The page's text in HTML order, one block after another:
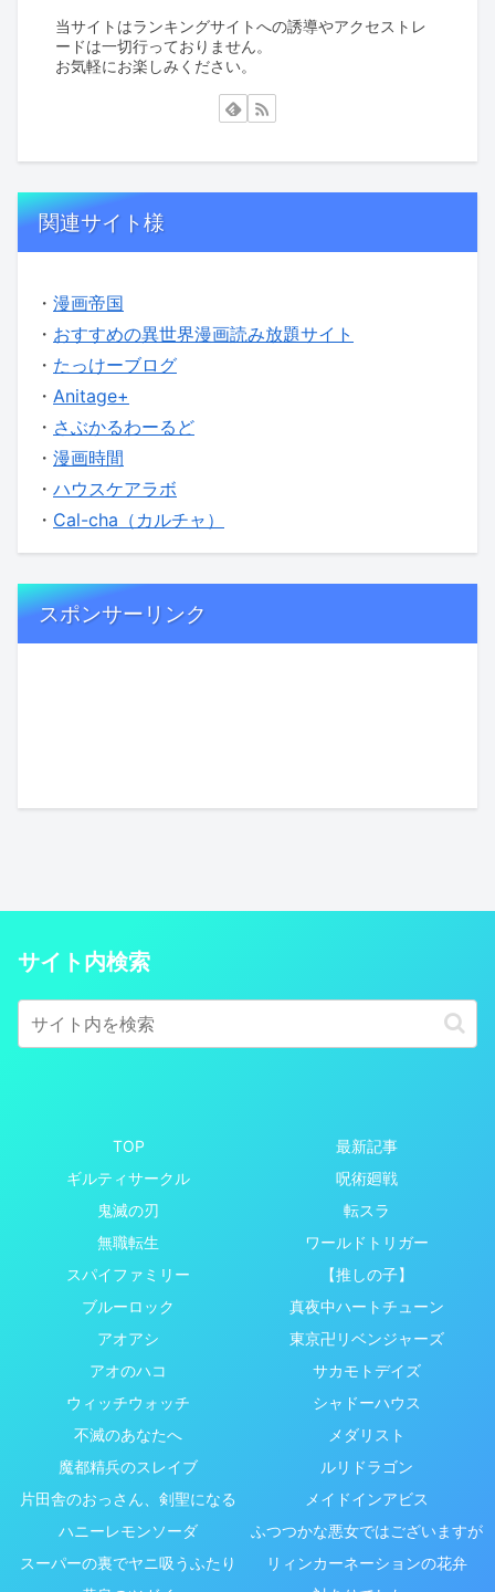
当サイトはランキングサイトへの誘導やアクセストレ
ードは一切行っておりません。
お気軽にお楽しみください。
関連サイト様
・ 漫画帝国
・ おすすめの異世界漫画読み放題サイト
・ たっけーブログ
・ Anitage+
・ さぶかるわーるど
・ 漫画時間
・ ハウスケアラボ
・ Cal-cha（カルチャ）
スポンサーリンク
サイト内検索
TOP
最新記事
ギルティサークル
呪術廻戦
鬼滅の刃
転スラ
無職転生
ワールドトリガー
スパイファミリー
【推しの子】
ブルーロック
真夜中ハートチューン
アオアシ
東京卍リベンジャーズ
アオのハコ
サカモトデイズ
ウィッチウォッチ
シャドーハウス
不滅のあなたへ
メダリスト
魔都精兵のスレイブ
ルリドラゴン
片田舎のおっさん、剣聖になる
メイドインアビス
ハニーレモンソーダ
ふつつかな悪女ではございますが
スーパーの裏でヤニ吸うふたり
リィンカーネーションの花弁